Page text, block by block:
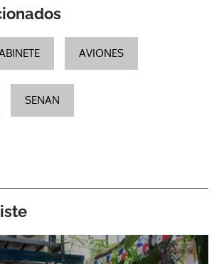
AVIONES
SENAN